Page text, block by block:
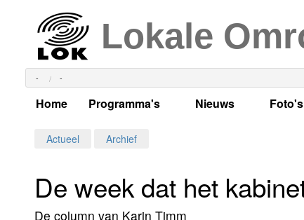
Lokale
- -
Home Programma's
Alle dagen
Per dag
Maandag
Nieuws
Kabelkrant
Foto's
Actueel Archief
De week dat het
De column van Karin Timm